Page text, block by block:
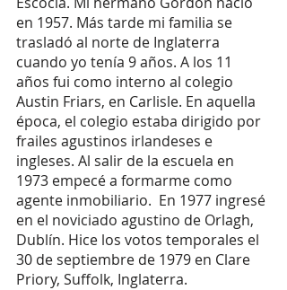
en 1957. Más tarde mi familia se
trasladó al norte de Inglaterra
cuando yo tenía 9 años. A los 11
años fui como interno al colegio
Austin Friars, en Carlisle. En aquella
época, el colegio estaba dirigido por
frailes agustinos irlandeses e
ingleses. Al salir de la escuela en
1973 empecé a formarme como
agente inmobiliario.  En 1977 ingresé
en el noviciado agustino de Orlagh,
Dublín. Hice los votos temporales el
30 de septiembre de 1979 en Clare
Priory, Suffolk, Inglaterra.